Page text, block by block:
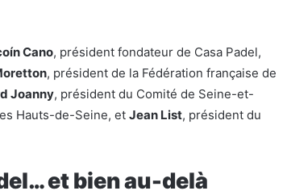
Cano, président fondateur de Casa Padel,
, président de la Fédération française de
Joanny, président du Comité de Seine-et-
Hauts-de-Seine, et Jean List, président du
et bien au-delà